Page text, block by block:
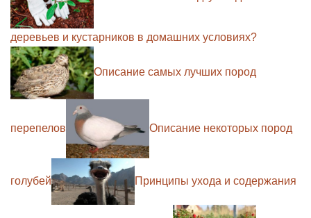
деревьев и кустарников в домашних условиях?
Описание самых лучших пород
перепелов Описание некоторых пород
голубей Принципы ухода и содержания